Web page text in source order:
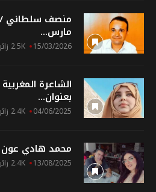
منصف سلطاني /
مارس...
15/03/2026 2.5K زائر
الشاعرة
بعنوان...
04/06/2025 2.4K زائر
محمد هادي عون
13/08/2025 2.4K زائر